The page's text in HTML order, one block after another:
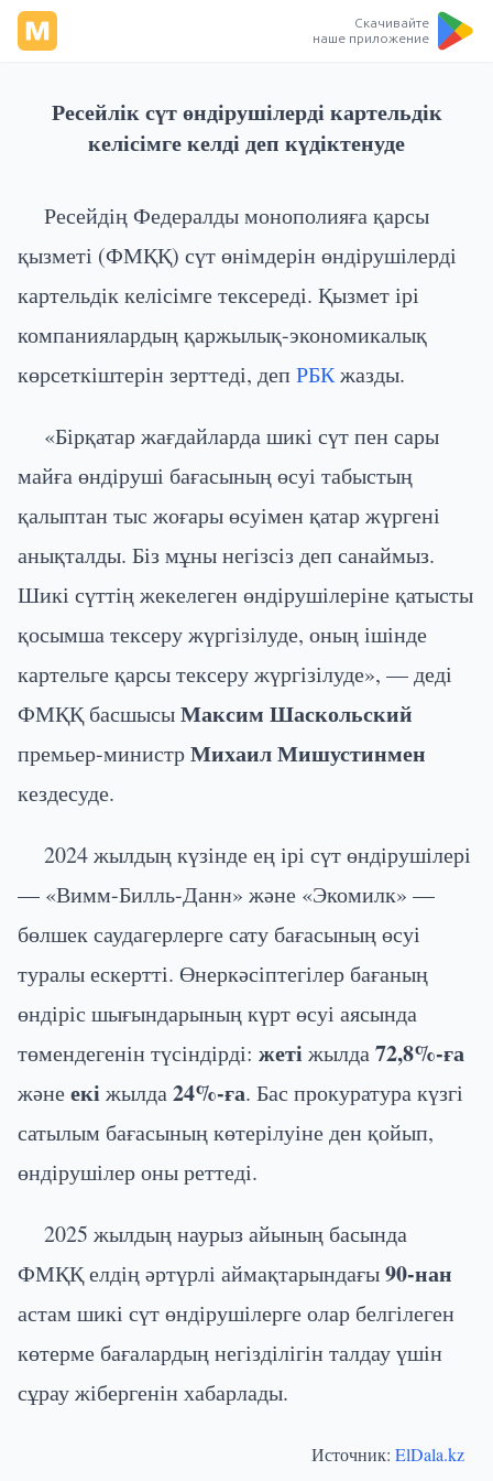
Скачивайте
наше приложение
Ресейлік сүт өндірушілерді картельдік
келісімге келді деп күдіктенуде
Ресейдің Федералды монополияға қарсы
қызметі (ФМҚҚ) сүт өнімдерін өндірушілерді
картельдік келісімге тексереді. Қызмет ірі
компаниялардың қаржылық-экономикалық
көрсеткіштерін зерттеді, деп РБКжазды.
«Бірқатар жағдайларда шикі сүт пен сары
майға өндіруші бағасының өсуі табыстың
қалыптан тыс жоғары өсуімен қатар жүргені
анықталды. Біз мұны негізсіз деп санаймыз.
Шикі сүттің жекелеген өндірушілеріне қатысты
қосымша тексеру жүргізілуде, оның ішінде
картельге қарсы тексеру жүргізілуде», — деді
ФМҚҚ басшысыМаксим Шаскольский
премьер-министрМихаил Мишустинмен
кездесуде.
2024 жылдың күзінде ең ірі сүт өндірушілері
— «Вимм-Билль-Данн» және «Экомилк» —
бөлшек саудагерлерге сату бағасының өсуі
туралы ескертті. Өнеркәсіптегілер бағаның
өндіріс шығындарының күрт өсуі аясында
төмендегенін түсіндірді: жетіжылда72,8%-ға
жәнеекіжылда24%-ға. Бас прокуратура күзгі
сатылым бағасының көтерілуіне ден қойып,
өндірушілер оны реттеді.
2025 жылдың наурыз айының басында
ФМҚҚ елдің әртүрлі аймақтарындағы90-нан
астам шикі сүт өндірушілерге олар белгілеген
көтерме бағалардың негізділігін талдау үшін
сұрау жібергенін хабарлады.
Источник: ElDala.kz